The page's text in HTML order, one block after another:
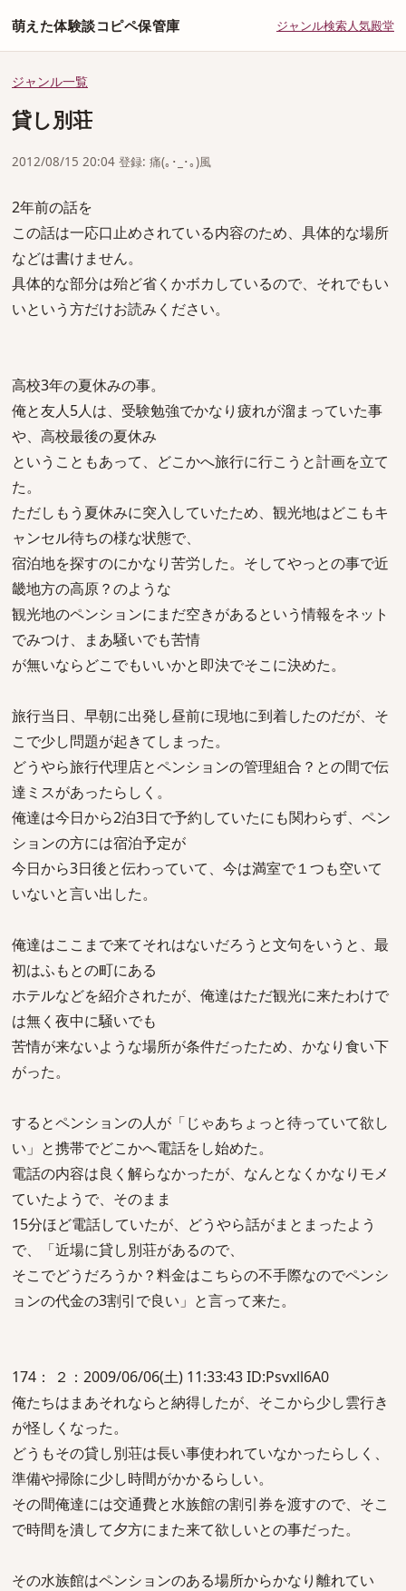
萌えた体験談コピペ保管庫 ジャンル検索人気殿堂
ジャンル一覧
貸し別荘
2012/08/15 20:04 登録: 痛(｡･_･｡)風
2年前の話を
この話は一応口止めされている内容のため、具体的な場所
などは書けません。
具体的な部分は殆ど省くかボカしているので、それでもい
いという方だけお読みください。
高校3年の夏休みの事。
俺と友人5人は、受験勉強でかなり疲れが溜まっていた事
や、高校最後の夏休み
ということもあって、どこかへ旅行に行こうと計画を立て
た。
ただしもう夏休みに突入していたため、観光地はどこもキ
ャンセル待ちの様な状態で、
宿泊地を探すのにかなり苦労した。そしてやっとの事で近
畿地方の高原？のような
観光地のペンションにまだ空きがあるという情報をネット
でみつけ、まあ騒いでも苦情
が無いならどこでもいいかと即決でそこに決めた。
旅行当日、早朝に出発し昼前に現地に到着したのだが、そ
こで少し問題が起きてしまった。
どうやら旅行代理店とペンションの管理組合？との間で伝
達ミスがあったらしく。
俺達は今日から2泊3日で予約していたにも関わらず、ペン
ションの方には宿泊予定が
今日から3日後と伝わっていて、今は満室で１つも空いて
いないと言い出した。
俺達はここまで来てそれはないだろうと文句をいうと、最
初はふもとの町にある
ホテルなどを紹介されたが、俺達はただ観光に来たわけで
は無く夜中に騒いでも
苦情が来ないような場所が条件だったため、かなり食い下
がった。
するとペンションの人が「じゃあちょっと待っていて欲し
い」と携帯でどこかへ電話をし始めた。
電話の内容は良く解らなかったが、なんとなくかなりモメ
ていたようで、そのまま
15分ほど電話していたが、どうやら話がまとまったよう
で、「近場に貸し別荘があるので、
そこでどうだろうか？料金はこちらの不手際なのでペンシ
ョンの代金の3割引で良い」と言って来た。
174： ２：2009/06/06(土) 11:33:43 ID:Psvxll6A0
俺たちはまあそれならと納得したが、そこから少し雲行き
が怪しくなった。
どうもその貸し別荘は長い事使われていなかったらしく、
準備や掃除に少し時間がかかるらしい。
その間俺達には交通費と水族館の割引券を渡すので、そこ
で時間を潰して夕方にまた来て欲しいとの事だった。
その水族館はペンションのある場所からかなり離れてい